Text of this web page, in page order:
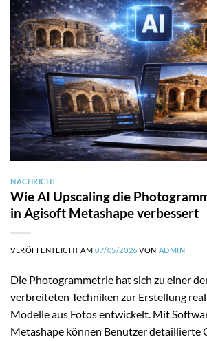
NACHRICHT
Wie AI Upscaling die
in Agisoft Metashape verbessert
VERÖFFENTLICHT AM07/05/2026 VON ADMIN
Die Photogrammetrie hat sich zu einer
verbreiteten Techniken zur Erstellung
Modelle aus Fotos entwickelt. Mit
Metashape können Benutzer detaillierte